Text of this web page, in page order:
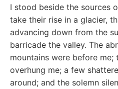
I stood beside the sources
take their rise in a glacier,
advancing down from the
barricade the valley. The
mountains were before
overhung me; a few
around; and the solemn